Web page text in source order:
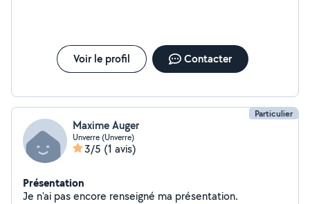
Voir le profil Contacter
Particulier
Maxime Auger
Unverre (Unverre)
3/5 (1 avis)
Présentation
Je n'ai pas encore renseigné ma présentation.